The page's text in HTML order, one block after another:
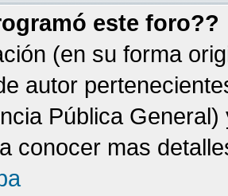
este foro??
(en su forma
autor
Pública
conocer mas